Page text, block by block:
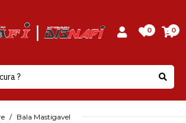
0 0
Bala Mastigavel